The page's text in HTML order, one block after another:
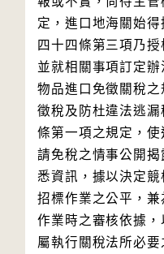
定，進口地海關始
四十四條第三項乃授
並就相關事項訂定
物品進口免徵關稅
徵稅及防杜違法逃
條第一項之規定，
請免稅之情事公開
悉資訊，據以決定
招標作業之公平，
作業時之審核依據，
屬執行關稅法所必